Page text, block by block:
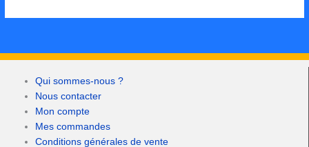
Qui sommes-nous ?
Nous contacter
Mon compte
Mes commandes
Conditions générales de vente